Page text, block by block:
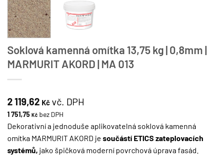
Soklová kamenná omítka 13,75 kg | 0,8mm |
MARMURIT AKORD | MA 013
2 119,62 Kč vč. DPH
1 751,75 Kč bez DPH
Dekorativní a jednoduše aplikovatelná soklová kamenná
omítka MARMURIT AKORD je součástí ETICS zateplovacích
systémů, jako špičková moderní povrchová úprava fasád.